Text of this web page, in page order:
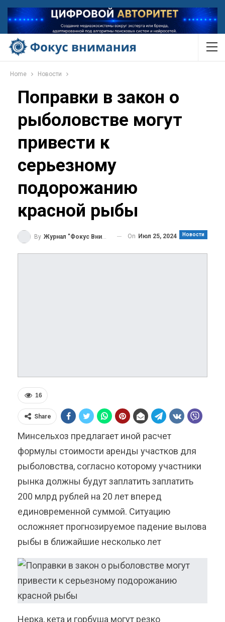
Home Новости
Поправки в закон о
рыболовстве могут
привести к
серьезному
подорожанию
красной рыбы
Новости
By Журнал "Фокус Внимания" On Июл 25, 2024
16
Share
Минсельхоз предлагает иной расчет
формулы стоимости аренды участков для
рыболовства, согласно которому участники
рынка должны будут заплатить заплатить
200 млрд рублей на 20 лет вперед
единовременной суммой. Ситуацию
осложняет прогнозируемое падение вылова
рыбы в ближайшие несколько лет
Нерка, кета и горбуша могут резко